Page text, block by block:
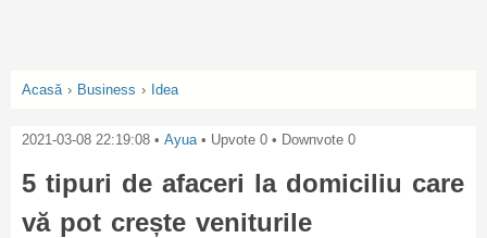
Acasă › Business › Idea
2021-03-08 22:19:08 • Ayua• Upvote 0 • Downvote 0
5 tipuri de afaceri la domiciliu care
vă pot crește veniturile